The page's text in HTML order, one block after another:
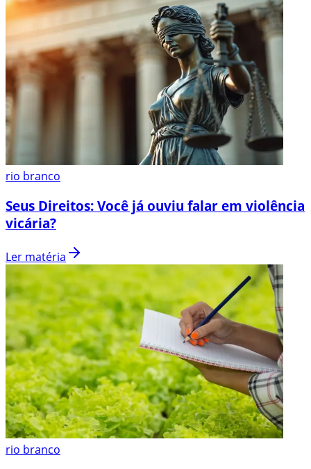
rio branco
Seus Direitos: Você já ouviu falar em violência
vicária?
Ler matéria
rio branco